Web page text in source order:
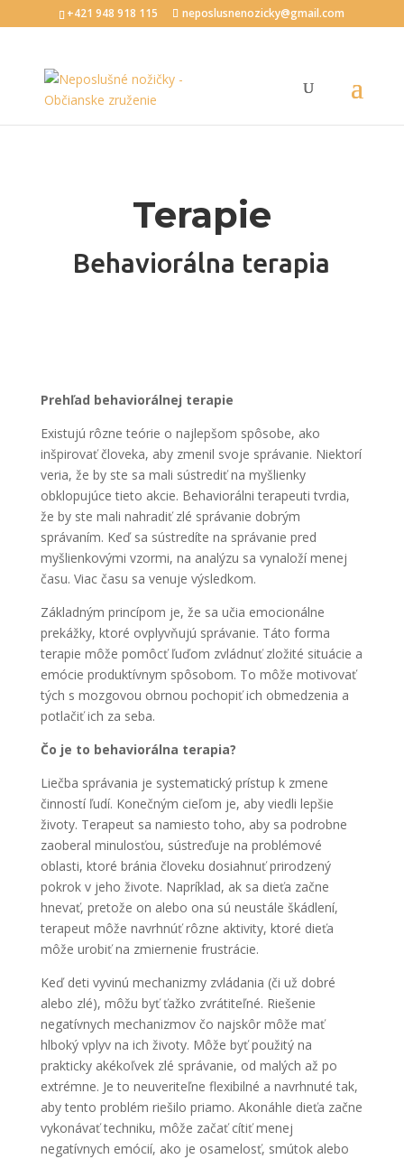
+421 948 918 115 neposlusnenozicky@gmail.com
Terapie
Behaviorálna terapia
Prehľad behaviorálnej terapie
Existujú rôzne teórie o najlepšom spôsobe, ako
inšpirovať človeka, aby zmenil svoje správanie. Niektorí
veria, že by ste sa mali sústrediť na myšlienky
obklopujúce tieto akcie. Behaviorálni terapeuti tvrdia,
že by ste mali nahradiť zlé správanie dobrým
správaním. Keď sa sústredíte na správanie pred
myšlienkovými vzormi, na analýzu sa vynaloží menej
času. Viac času sa venuje výsledkom.
Základným princípom je, že sa učia emocionálne
prekážky, ktoré ovplyvňujú správanie. Táto forma
terapie môže pomôcť ľuďom zvládnuť zložité situácie a
emócie produktívnym spôsobom. To môže motivovať
tých s mozgovou obrnou pochopiť ich obmedzenia a
potlačiť ich za seba.
Čo je to behaviorálna terapia?
Liečba správania je systematický prístup k zmene
činností ľudí. Konečným cieľom je, aby viedli lepšie
životy. Terapeut sa namiesto toho, aby sa podrobne
zaoberal minulosťou, sústreďuje na problémové
oblasti, ktoré bránia človeku dosiahnuť prirodzený
pokrok v jeho živote. Napríklad, ak sa dieťa začne
hnevať, pretože on alebo ona sú neustále škádlení,
terapeut môže navrhnúť rôzne aktivity, ktoré dieťa
môže urobiť na zmiernenie frustrácie.
Keď deti vyvinú mechanizmy zvládania (či už dobré
alebo zlé), môžu byť ťažko zvrátiteľné. Riešenie
negatívnych mechanizmov čo najskôr môže mať
hlboký vplyv na ich životy. Môže byť použitý na
prakticky akékoľvek zlé správanie, od malých až po
extrémne. Je to neuveriteľne flexibilné a navrhnuté tak,
aby tento problém riešilo priamo. Akonáhle dieťa začne
vykonávať techniku, môže začať cítiť menej
negatívnych emócií, ako je osamelosť, smútok alebo